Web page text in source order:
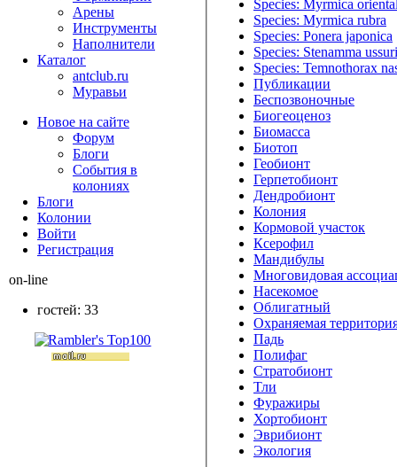
Species: Myrmica
Species: Myrmica rubra
Species: Ponera japonica
Species: Stenamma
Species: Temnothorax
Публикации
Беспозвоночные
Биогеоценоз
Биомасса
Биотоп
Геобионт
Герпетобионт
Дендробионт
Колония
Кормовой участок
Ксерофил
Мандибулы
Многовидовая
Насекомое
Облигатный
Охраняемая
Падь
Полифаг
Стратобионт
Тли
Фуражиры
Хортобионт
Эврибионт
Экология
Арены
Инструменты
Наполнители
Каталог
antclub.ru
Муравьи
Новое на сайте
Форум
Блоги
События в
колониях
Блоги
Колонии
Войти
Peгиcтpaция
on-line
гостей: 33